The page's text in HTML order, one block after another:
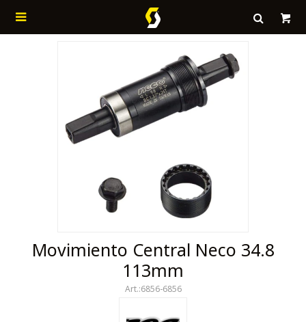

Movimiento Central Neco 34.8
113mm
6856-6856